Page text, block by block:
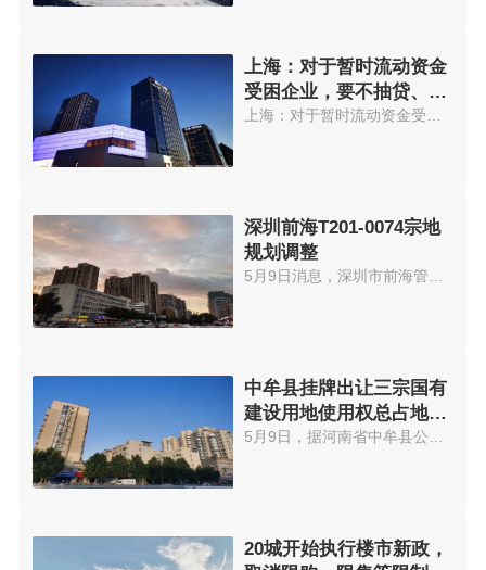
上海：对于暂时流动资金
受困企业，要不抽贷、不
断贷和不压贷
深圳前海T201-0074宗地
规划调整
中牟县挂牌出让三宗国有
建设用地使用权总占地
37.96亩
20城开始执行楼市新政，